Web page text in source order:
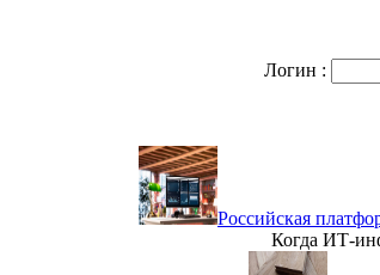
Логин :
Российская
Когда ИТ-